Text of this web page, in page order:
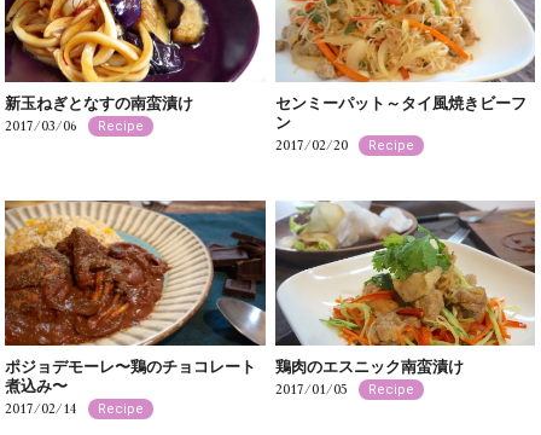
新玉ねぎとなすの南蛮漬け
2017/03/06 Recipe
センミーパット～タイ風焼きビーフ
ン
2017/02/20 Recipe
ポジョデモーレ〜鶏のチョコレート
煮込み〜
2017/02/14 Recipe
鶏肉のエスニック南蛮漬け
2017/01/05 Recipe